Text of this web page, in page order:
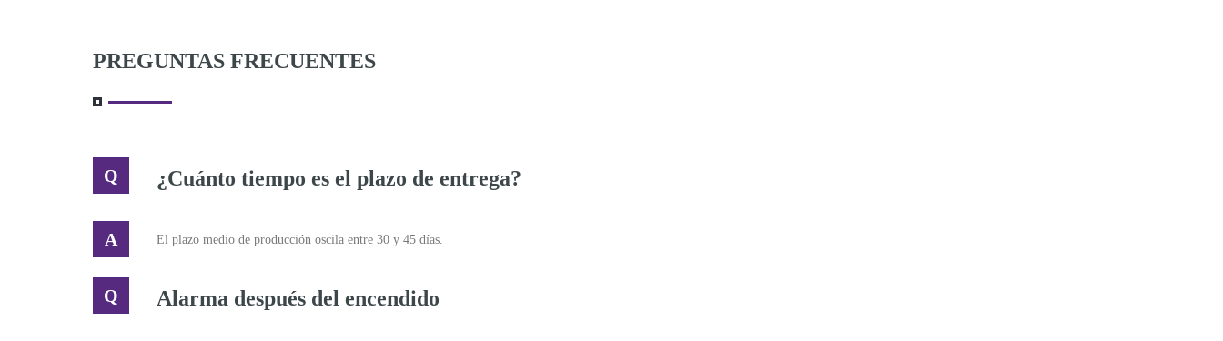
PREGUNTAS FRECUENTES
¿Cuánto tiempo es el plazo de entrega?
El plazo medio de producción oscila entre 30 y 45 días.
Alarma después del encendido